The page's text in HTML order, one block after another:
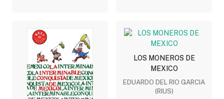
LOS MONEROS DE
MEXICO
EDUARDO DEL RIO GARCIA
(RIUS)